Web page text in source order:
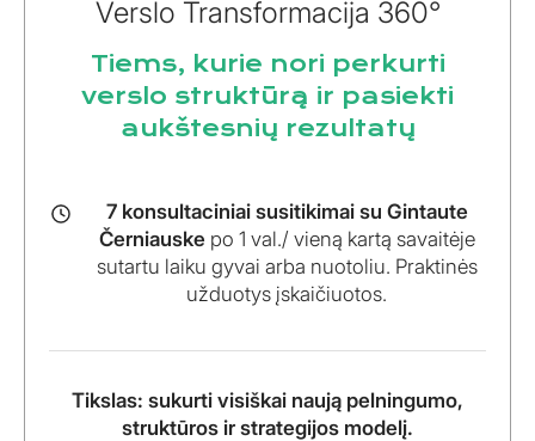
Verslo Transformacija 360°
Tiems, kurie nori perkurti
verslo struktūrą ir pasiekti
aukštesnių rezultatų
7 konsultaciniai susitikimai su Gintaute
Černiauske po 1 val./ vieną kartą savaitėje
sutartu laiku gyvai arba nuotoliu. Praktinės
užduotys įskaičiuotos.
Tikslas: sukurti visiškai naują pelningumo,
struktūros ir strategijos modelį.